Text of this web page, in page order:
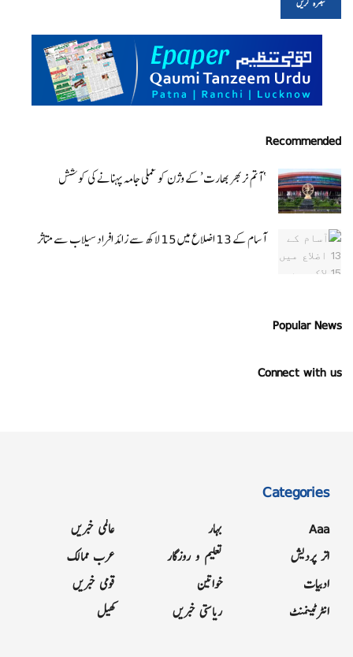
Recommended
‘ آتم نربھر بھارت’ کے وژن کو عملی جامہ پہنانے کی کوشش
آسام کے 13 اضلاع میں 15 لاکھ سے زائد افراد سیلاب سے متاثر
Popular News
Connect with us
Categories
Aaa
اتر پردیش
ادبیات
انٹرٹینمنٹ
بہار
تعلیم و روزگار
خواتین
ریاستی خبریں
عالمی خبریں
عرب ممالک
قومی خبریں
کھیل